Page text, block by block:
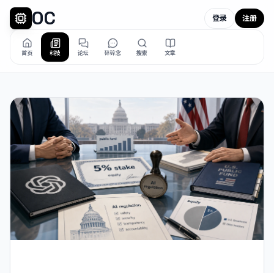
OC
首页 科技 论坛 碎碎念 搜索 文章
登录 注册